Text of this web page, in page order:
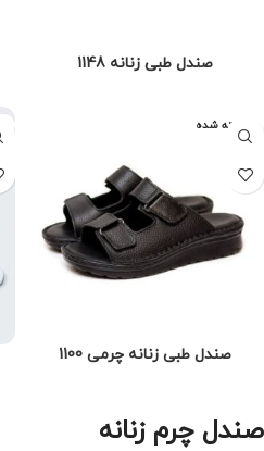
صندل طبی زنانه 1148
فروخته شده
صندل طبی زنانه چرمی 1100
صندل چرم زنانه